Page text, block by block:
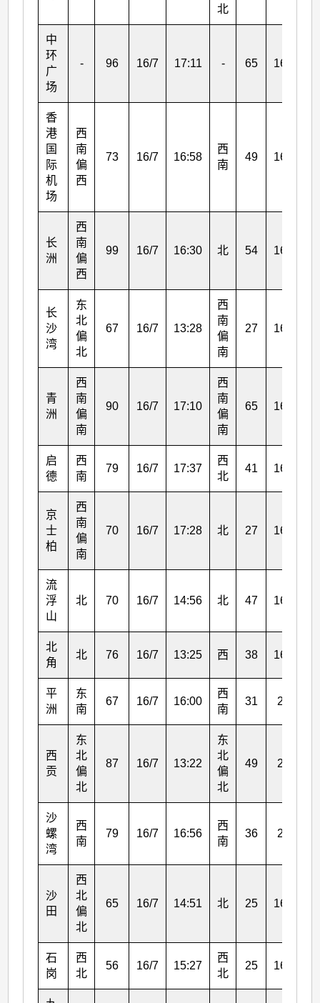
北
中
环
广
场
- 96 16/7 17:11 - 65 16/7
香
港
国
际
机
场
西
南
偏
西
73 16/7 16:58
西
南
49 16/7
长
洲
西
南
偏
西
99 16/7 16:30 北 54 16/7
长
沙
湾
东
北
偏
北
67 16/7 13:28
西
南
偏
南
27 16/7
青
洲
西
南
偏
南
90 16/7 17:10
西
南
偏
南
65 16/7
启
德
西
南
79 16/7 17:37
西
北
41 16/7
京
士
柏
西
南
偏
南
70 16/7 17:28 北 27 16/7
流
浮
山
北 70 16/7 14:56 北 47 16/7
北
角
北 76 16/7 13:25 西 38 16/7
平
洲
东
南
67 16/7 16:00
西
南
31 2/9
西
贡
东
北
偏
北
87 16/7 13:22
东
北
偏
北
49 2/9
沙
螺
湾
西
南
79 16/7 16:56
西
南
36 2/9
沙
田
西
北
偏
北
65 16/7 14:51 北 25 16/7
石
岗
西
北
56 16/7 15:27
西
北
25 16/7